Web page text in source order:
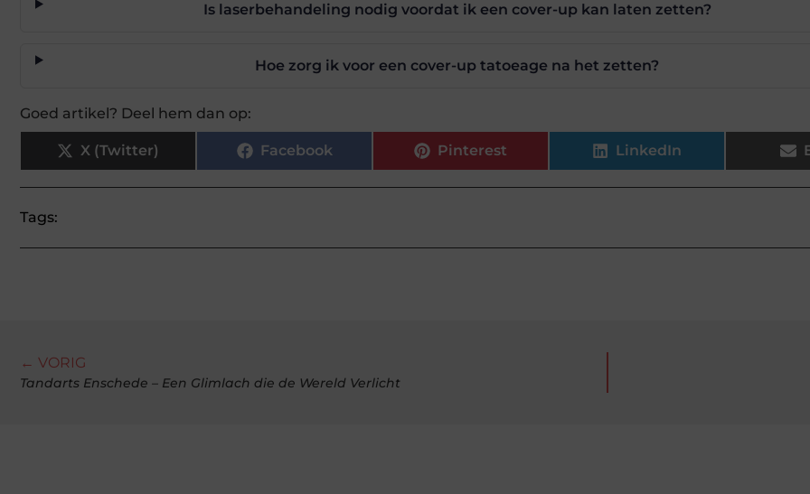
Is laserbehandeling nodig voordat ik een cover-up kan laten zetten?
Hoe zorg ik voor een cover-up tatoeage na het zetten?
Goed artikel? Deel hem dan op:
X (Twitter) Facebook Pinterest LinkedIn
Tags:
← VORIG
Tandarts Enschede – Een Glimlach die de Wereld Verlicht